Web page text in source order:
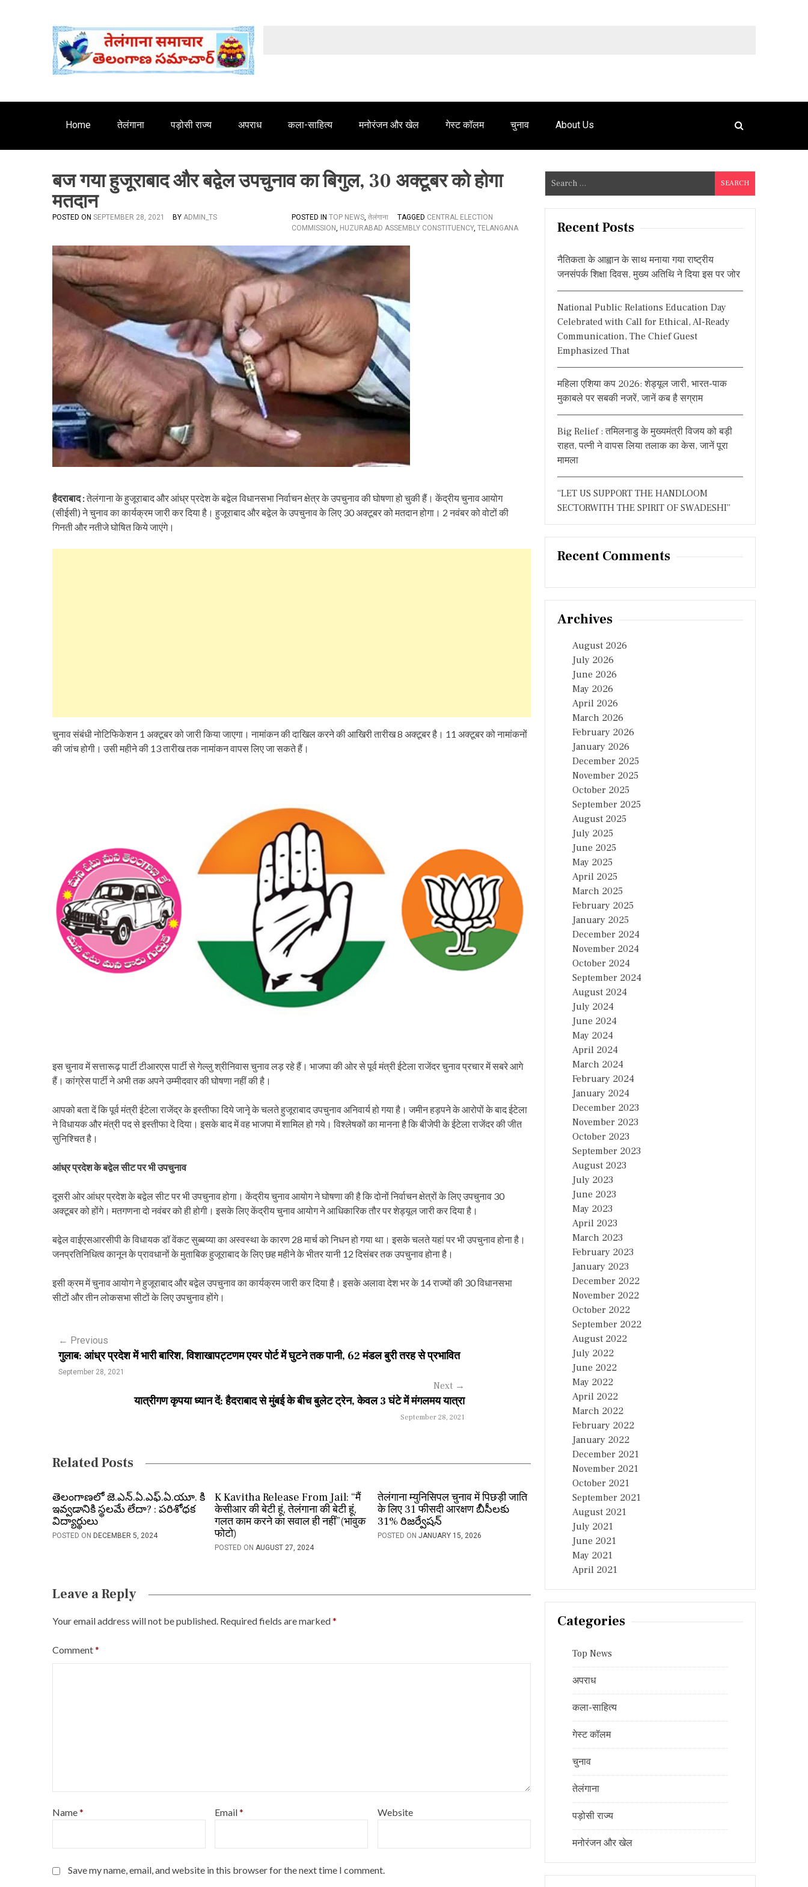
e
Home तेलंगाना पड़ोसी राज्य अपराध कला-साहित्य मनोरंजन और खेल गेस्ट कॉलम चुनाव About Us
बज गया हुजूराबाद और बद्वेल उपचुनाव का बिगुल, 30 अक्टूबर को होगा
मतदान
POSTED ON SEPTEMBER 28, 2021 BY ADMIN_TS POSTED IN TOP NEWS, तेलंगाना TAGGED CENTRAL ELECTION
COMMISSION, HUZURABAD ASSEMBLY CONSTITUENCY, TELANGANA
हैदराबाद :तेलंगाना के हुजूराबाद और आंध्र प्रदेश के बद्वेल विधानसभा निर्वाचन क्षेत्र के उपचुनाव की घोषणा हो चुकी हैं। केंद्रीय चुनाव आयोग
(सीईसी) ने चुनाव का कार्यक्रम जारी कर दिया है। हुजूराबाद और बद्वेल के उपचुनाव के लिए 30 अक्टूबर को मतदान होगा। 2 नवंबर को वोटों की
गिनती और नतीजे घोषित किये जाएंगे।
चुनाव संबंधी नोटिफिकेशन 1 अक्टूबर को जारी किया जाएगा। नामांकन की दाखिल करने की आखिरी तारीख 8 अक्टूबर है। 11 अक्टूबर को नामांकनों
की जांच होगी। उसी महीने की 13 तारीख तक नामांकन वापस लिए जा सकते हैं।
इस चुनाव में सत्तारूढ़ पार्टी टीआरएस पार्टी से गेल्लु श्रीनिवास चुनाव लड़ रहे हैं। भाजपा की ओर से पूर्व मंत्री ईटेला राजेंदर चुनाव प्रचार में सबरे आगे
हैं। कांग्रेस पार्टी ने अभी तक अपने उम्मीदवार की घोषणा नहीं की है।
आपको बता दें कि पूर्व मंत्री ईटेला राजेंद्र के इस्तीफा दिये जानेृ के चलते हुजूराबाद उपचुनाव अनिवार्य हो गया है। जमीन हड़पने के आरोपों के बाद ईटेला
ने विधायक और मंत्री पद से इस्तीफा दे दिया। इसके बाद में वह भाजपा में शामिल हो गये। विश्लेषकों का मानना है कि बीजेपी के ईटेला राजेंदर की जीत
सुनिश्चित है।
आंध्र प्रदेश के बद्वेल सीट पर भी उपचुनाव
दूसरी ओर आंध्र प्रदेश के बद्वेल सीट पर भी उपचुनाव होगा। केंद्रीय चुनाव आयोग ने घोषणा की है कि दोनों निर्वाचन क्षेत्रों के लिए उपचुनाव 30
अक्टूबर को होंगे। मतगणना दो नवंबर को ही होगी। इसके लिए केंद्रीय चुनाव आयोग ने आधिकारिक तौर पर शेड्यूल जारी कर दिया है।
बद्वेल वाईएसआरसीपी के विधायक डॉ वेंकट सुब्बय्या का अस्वस्था के कारण 28 मार्च को निधन हो गया था। इसके चलते यहां पर भी उपचुनाव होना है।
जनप्रतिनिधित्व कानून के प्रावधानों के मुताबिक हुजूराबाद के लिए छह महीने के भीतर यानी 12 दिसंबर तक उपचुनाव होना है।
इसी क्रम में चुनाव आयोग ने हुजूराबाद और बद्वेल उपचुनाव का कार्यक्रम जारी कर दिया है। इसके अलावा देश भर के 14 राज्यों की 30 विधानसभा
सीटों और तीन लोकसभा सीटों के लिए उपचुनाव होंगे।
P
o
v
i
g
a
o
n
← Previous
गुलाब: आंध्र प्रदेश में भारी बारिश, विशाखापट्टणम एयर पोर्ट में घुटने तक पानी, 62 मंडल बुरी तरह से प्रभावित
September 28, 2021
Next →
यात्रीगण कृपया ध्यान दें: हैदराबाद से मुंबई के बीच बुलेट ट्रेन, केवल 3 घंटे में मंगलमय यात्रा
September 28, 2021
Related Posts
తెలంగాణలో జె.ఎన్.ఏ.ఎఫ్.ఏ.యూ. కి
ఇవ్వడానికి స్థలమే లేదా? : పరిశోధక
విద్యార్థులు
POSTED ON DECEMBER 5, 2024
K Kavitha Release From Jail: “मैं
केसीआर की बेटी हूं, तेलंगाना की बेटी हूं,
गलत काम करने का सवाल ही नहीं”(भावुक
फोटो)
POSTED ONAUGUST 27, 2024
तेलंगाना म्युनिसिपल चुनाव में पिछड़ी जाति
के लिए 31 फीसदी आरक्षण బీసీలకు
31% రిజర్వేషన్
POSTED ON JANUARY 15, 2026
Leave a Reply
Your email address will not be published. Required fields are marked*
Comment*
Name* Email* Website
Save my name, email, and website in this browser for the next time I comment.
e
a
Recent Posts
नैतिकता के आह्वान के साथ मनाया गया राष्ट्रीय
जनसंपर्क शिक्षा दिवस, मुख्य अतिथि ने दिया इस पर जोर
National Public Relations Education Day
Celebrated with Call for Ethical, AI-Ready
Communication, The Chief Guest
Emphasized That
महिला एशिया कप 2026: शेड्यूल जारी, भारत-पाक
मुकाबले पर सबकी नजरें, जानें कब है सग्राम
Big Relief : तमिलनाडु के मुख्यमंत्री विजय को बड़ी
राहत, पत्नी ने वापस लिया तलाक का केस, जानें पूरा
मामला
“LET US SUPPORT THE HANDLOOM
SECTORWITH THE SPIRIT OF SWADESHI”
Recent Comments
Archives
August 2026
July 2026
June 2026
May 2026
April 2026
March 2026
February 2026
January 2026
December 2025
November 2025
October 2025
September 2025
August 2025
July 2025
June 2025
May 2025
April 2025
March 2025
February 2025
January 2025
December 2024
November 2024
October 2024
September 2024
August 2024
July 2024
June 2024
May 2024
April 2024
March 2024
February 2024
January 2024
December 2023
November 2023
October 2023
September 2023
August 2023
July 2023
June 2023
May 2023
April 2023
March 2023
February 2023
January 2023
December 2022
November 2022
October 2022
September 2022
August 2022
July 2022
June 2022
May 2022
April 2022
March 2022
February 2022
January 2022
December 2021
November 2021
October 2021
September 2021
August 2021
July 2021
June 2021
May 2021
April 2021
Categories
Top News
अपराध
कला-साहित्य
गेस्ट कॉलम
चुनाव
तेलंगाना
पड़ोसी राज्य
मनोरंजन और खेल